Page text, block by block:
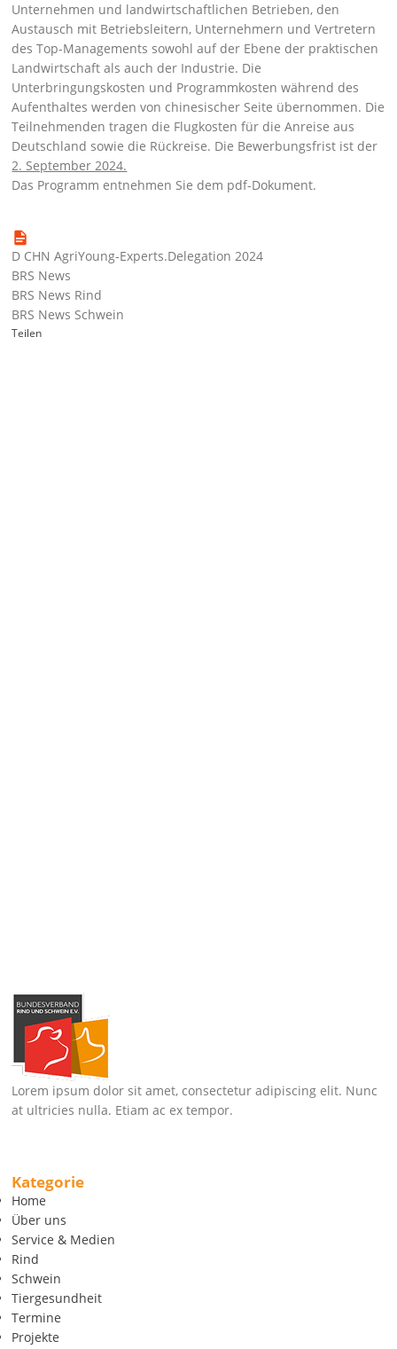
Unternehmen und landwirtschaftlichen Betrieben, den
Austausch mit Betriebsleitern, Unternehmern und Vertretern
des Top-Managements sowohl auf der Ebene der praktischen
Landwirtschaft als auch der Industrie. Die
Unterbringungskosten und Programmkosten während des
Aufenthaltes werden von chinesischer Seite übernommen. Die
Teilnehmenden tragen die Flugkosten für die Anreise aus
Deutschland sowie die Rückreise. Die Bewerbungsfrist ist der
2. September 2024.
Das Programm entnehmen Sie dem pdf-Dokument.
D CHN AgriYoung-Experts.Delegation 2024
BRS News
BRS News Rind
BRS News Schwein
Teilen
Lorem ipsum dolor sit amet, consectetur adipiscing elit. Nunc
at ultricies nulla. Etiam ac ex tempor.
Kategorie
Home
Über uns
Service & Medien
Rind
Schwein
Tiergesundheit
Termine
Projekte